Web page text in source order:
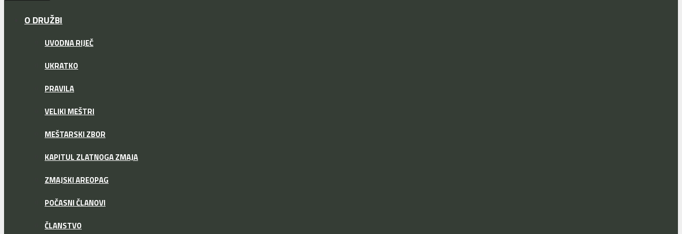
O DRUŽBI
UVODNA RIJEČ
UKRATKO
PRAVILA
VELIKI MEŠTRI
MEŠTARSKI ZBOR
KAPITUL ZLATNOGA ZMAJA
ZMAJSKI AREOPAG
POČASNI ČLANOVI
ČLANSTVO